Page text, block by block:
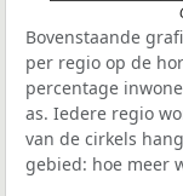
Bovenstaande
per regio op de
percentage
as. Iedere regio
van de cirkels
gebied: hoe meer